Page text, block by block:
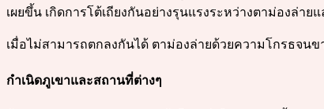
เผยขึ้น เกิดการโต้เถียงกันอย่างรุนแรงระหว่างตาม่องล่า
เมื่อไม่สามารถตกลงกันได้ ตาม่องล่ายด้วยความโกรธจน
กำเนิดภูเขาและสถานที่ต่างๆ